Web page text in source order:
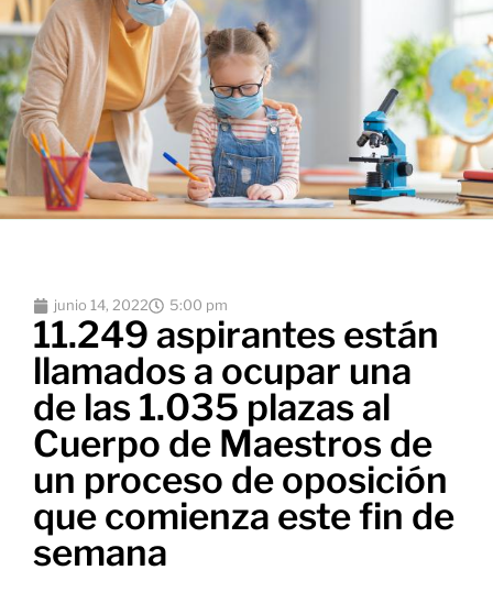
junio 14, 2022 5:00 pm
11.249 aspirantes están
llamados a ocupar una
de las 1.035 plazas al
Cuerpo de Maestros de
un proceso de oposición
que comienza este fin de
semana